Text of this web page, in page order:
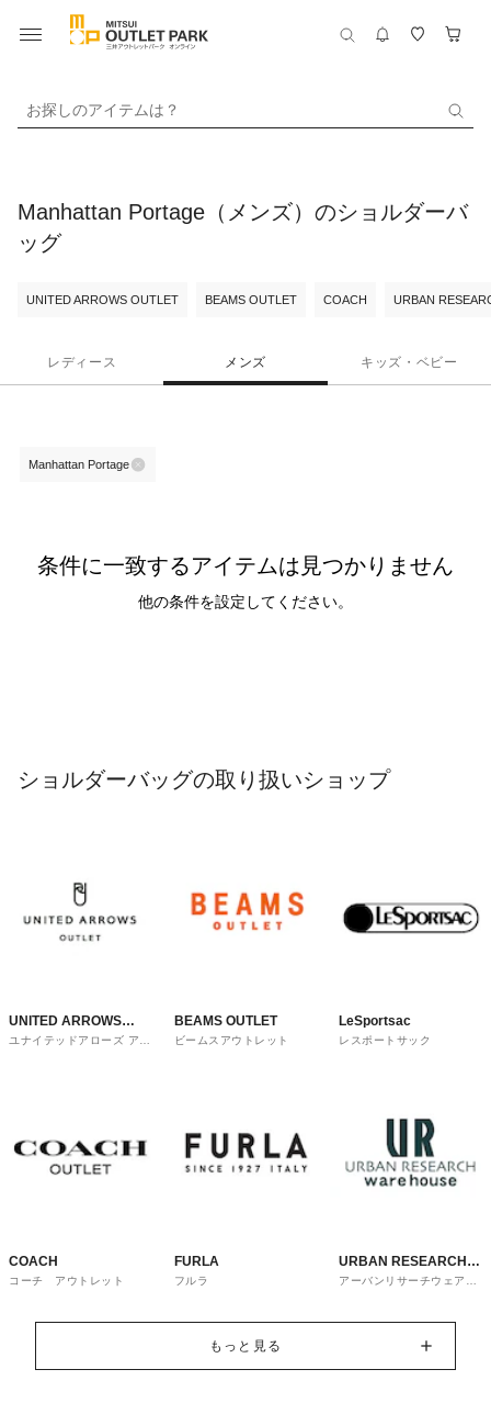
お探しのアイテムは？
Manhattan Portage（メンズ）のショルダーバ
ッグ
UNITED ARROWS OUTLET BEAMS OUTLET COACH URBAN
レディース メンズ キッズ・ベビー
Manhattan Portage
条件に一致するアイテムは見つかりません
他の条件を設定してください。
ショルダーバッグの取り扱いショップ
UNITED ARROWS
OUTLET
ユナイテッドアローズ アウ
BEAMS OUTLET
ビームスアウトレット
LeSportsac
レスポートサック
COACH
コーチ アウトレット
FURLA
フルラ
URBAN RESEARCH
ware house
アーバンリサーチウェアハ
もっと見る